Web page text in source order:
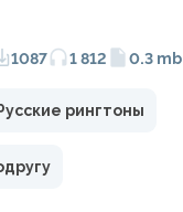
1087 1 812 0.3 mb
Русские рингтоны